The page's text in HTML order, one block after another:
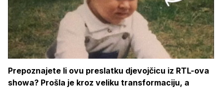
Prepoznajete li ovu preslatku djevojčicu iz RTL-ova
showa? Prošla je kroz veliku transformaciju, a